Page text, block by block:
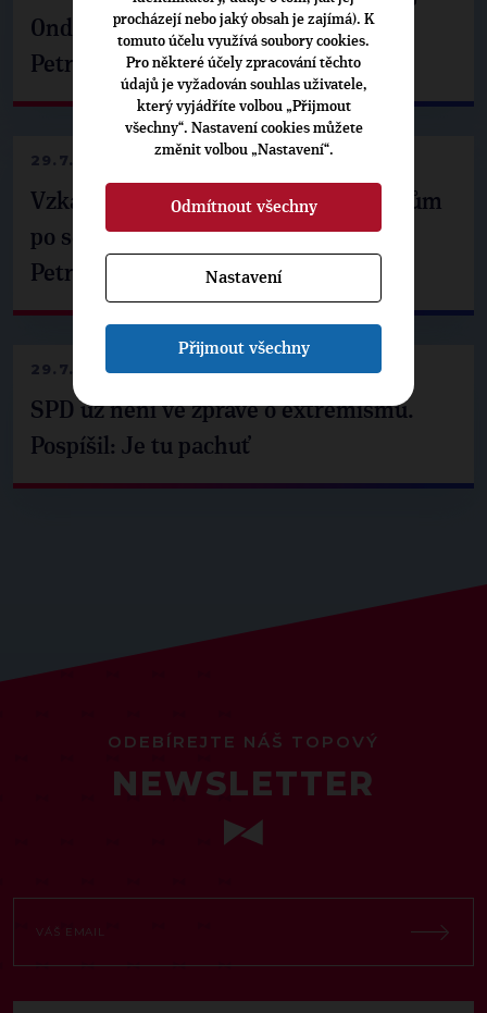
Ondřej Havel jednal s prezidentem
Petrem Pavlem
29.7.2026
Vzkaz Matěje Ondřeje Havla příznivcům
po setkání s prezidentem republiky
Petrem Pavlem
29.7.2026
SPD už není ve zprávě o extremismu.
Pospíšil: Je tu pachuť
ODEBÍREJTE NÁŠ TOPOVÝ
NEWSLETTER
procházejí nebo jaký obsah je zajímá). K
tomuto účelu využívá soubory cookies.
Pro některé účely zpracování těchto
údajů je vyžadován souhlas uživatele,
který vyjádříte volbou „Přijmout
všechny“. Nastavení cookies můžete
změnit volbou „Nastavení“.
Odmítnout všechny
Nastavení
Přijmout všechny